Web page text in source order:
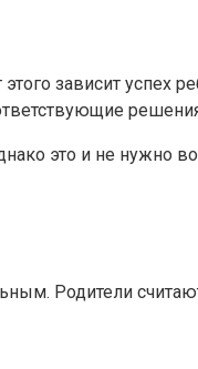
зависит
это и не
Родители